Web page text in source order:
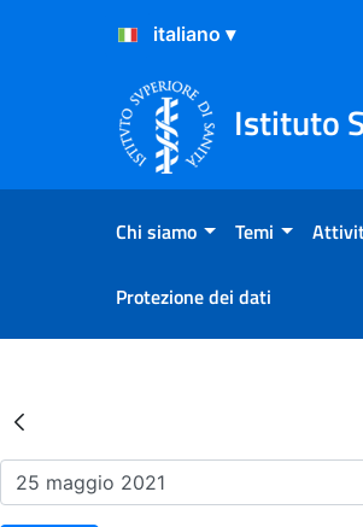
Salta al Contenuto
Salta al Footer
Istituto
Chi siamo Temi
Protezione dei dati
Risultati della